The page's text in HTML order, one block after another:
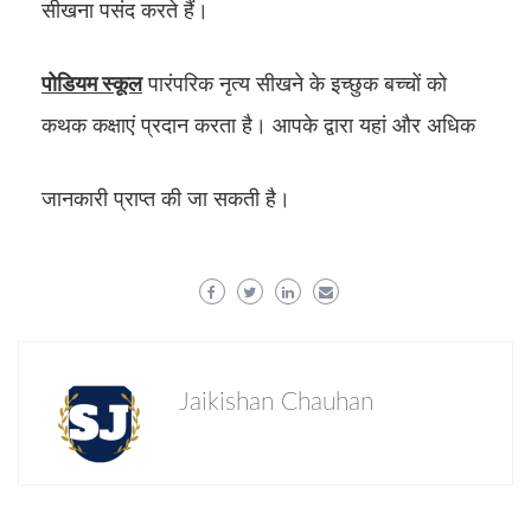
सीखना पसंद करते हैं।
पोडियम स्कूलपारंपरिक नृत्य सीखने के इच्छुक बच्चों को
कथक कक्षाएं प्रदान करता है। आपके द्वारा यहां और अधिक
जानकारी प्राप्त की जा सकती है।
Jaikishan Chauhan